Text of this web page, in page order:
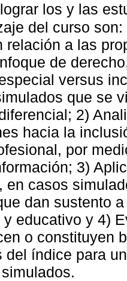
los y las
del curso
relación a las
de
versus
que se
2)
hacia la
por
3)
en casos
dan sustento
educativo y 4)
o constituyen
del índice para